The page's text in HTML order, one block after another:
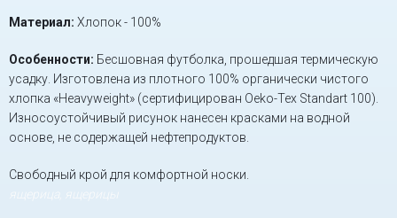
Материал: Хлопок - 100%
Особенности: Бесшовная футболка, прошедшая термическую
усадку. Изготовлена из плотного 100% органически чистого
хлопка «Heavyweight» (сертифицирован Oeko-Tex Standart 100).
Износоустойчивый рисунок нанесен красками на водной
основе, не содержащей нефтепродуктов.
Свободный крой для комфортной носки.
ящерица, ящерицы